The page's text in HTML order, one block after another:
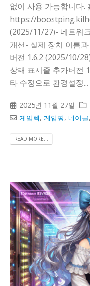
없이 사용 가능합니다.
https://
(2025/11/27)- 네트워
개선- 실제 장치 이름
버전 1.6.2 (2025/10/
상태 표시줄 추가버전
타 수정으로 환경설정...
2025년 11월 27일
게임렉, 게임핑, 네이글,
READ MORE...